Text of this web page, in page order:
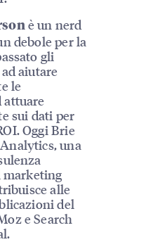
è un nerd
debole per la
gli
aiutare
le
sui dati per
Oggi Brie
una
marketing
alle
del
e Search